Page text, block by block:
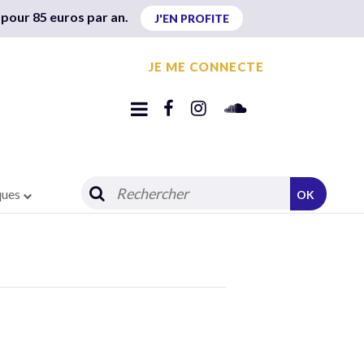
85 euros par an. J'EN PROFITE
JE ME CONNECTE
OK